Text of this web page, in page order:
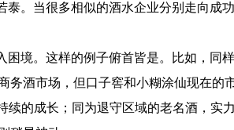
。当很多相似的酒水企业分别走向成
困境。这样的例子俯首皆是。比如，同
务酒市场，但口子窖和小糊涂仙现在的
续的成长；同为退守区域的老名酒，实